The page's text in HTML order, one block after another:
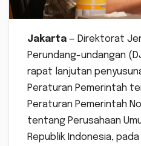
Jakarta — Direktorat
Perundang-undangan
rapat lanjutan
Peraturan Pemerintah
Peraturan Pemerintah
tentang Perusahaan
Republik Indonesia,